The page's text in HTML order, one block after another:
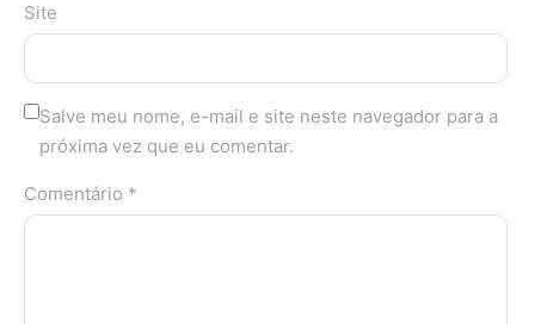
Site
Salve meu nome, e-mail e site neste navegador para a
próxima vez que eu comentar.
Comentário *